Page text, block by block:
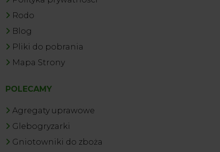
Rodo
Blog
Pliki do pobrania
Mapa Strony
POLECAMY
Agregaty uprawowe
Glebogryzarki
Gniotowniki do zboża